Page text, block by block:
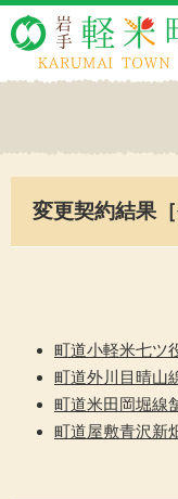
変更契約結果［
町道小軽米七ツ
町道外川目晴山
町道米田岡堀線
町道屋敷青沢新